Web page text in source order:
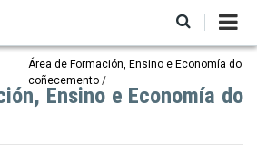
Área de Formación, Ensino e Economía do
coñecemento
Ensino e Economía do